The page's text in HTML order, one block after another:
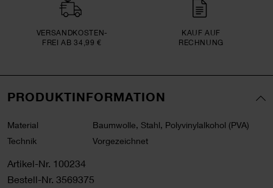
VERSAND­KOSTEN­
FREI AB 34,99 €
KAUF AUF
RECHNUNG
PRODUKTINFORMATION
Material
Baumwolle, Stahl, Polyvinylalkohol (PVA)
Technik
Vorgezeichnet
Artikel-Nr. 100234
Bestell-Nr. 3569375